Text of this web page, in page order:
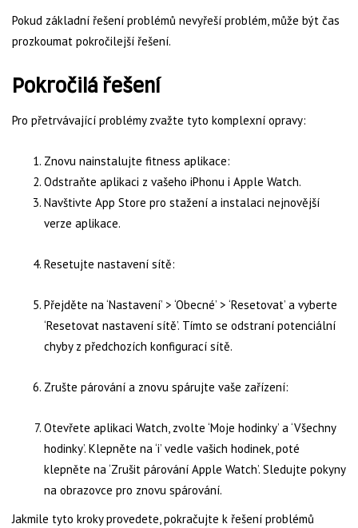
Pokud základní řešení problémů nevyřeší problém, může být čas
prozkoumat pokročilejší řešení.
Pokročilá řešení
Pro přetrvávající problémy zvažte tyto komplexní opravy:
Znovu nainstalujte fitness aplikace:
Odstraňte aplikaci z vašeho iPhonu i Apple Watch.
Navštivte App Store pro stažení a instalaci nejnovější
verze aplikace.
Resetujte nastavení sítě:
Přejděte na ‘Nastavení’ > ‘Obecné’ > ‘Resetovat’ a vyberte
‘Resetovat nastavení sítě’. Tímto se odstraní potenciální
chyby z předchozích konfigurací sítě.
Zrušte párování a znovu spárujte vaše zařízení:
Otevřete aplikaci Watch, zvolte ‘Moje hodinky’ a ‘Všechny
hodinky’. Klepněte na ‘i’ vedle vašich hodinek, poté
klepněte na ‘Zrušit párování Apple Watch’. Sledujte pokyny
na obrazovce pro znovu spárování.
Jakmile tyto kroky provedete, pokračujte k řešení problémů